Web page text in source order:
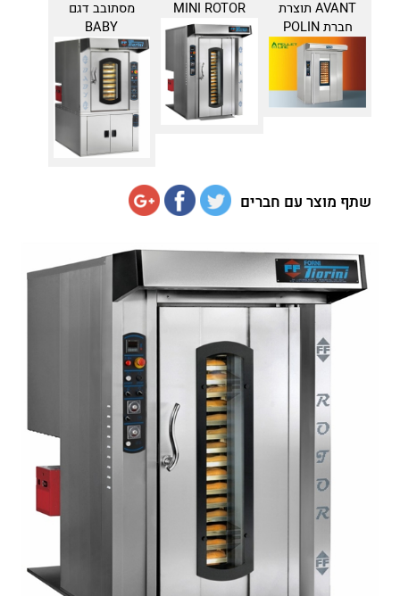
AVANT תוצרת
חברת POLIN
MINI ROTOR
מסתובב דגם
BABY
שתף מוצר עם חברים